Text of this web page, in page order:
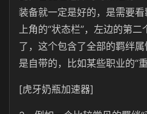
装备就一定是好的，是需要
上角的“状态栏”，左边的第
了，这个包含了全部的羁绊
是自带的，比如某些职业的“重
[虎牙奶瓶加速器]